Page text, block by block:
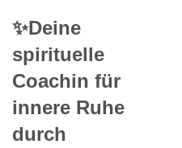
✨Deine
spirituelle
Coachin für
innere Ruhe
durch